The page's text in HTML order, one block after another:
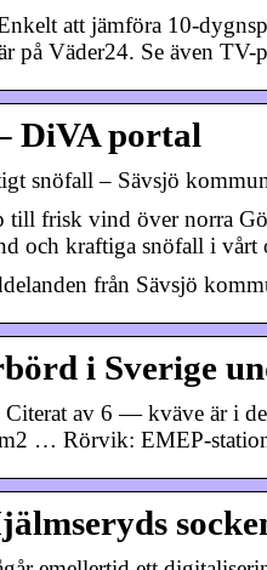
att jämföra 10-
på Väder24. Se även TV-
DiVA portal
snöfall – Sävsjö
frisk vind över norra
och kraftiga snöfall i vårt
från Sävsjö
i Sverige
Citerat av 6 — kväve är i
… Rörvik: EMEP-